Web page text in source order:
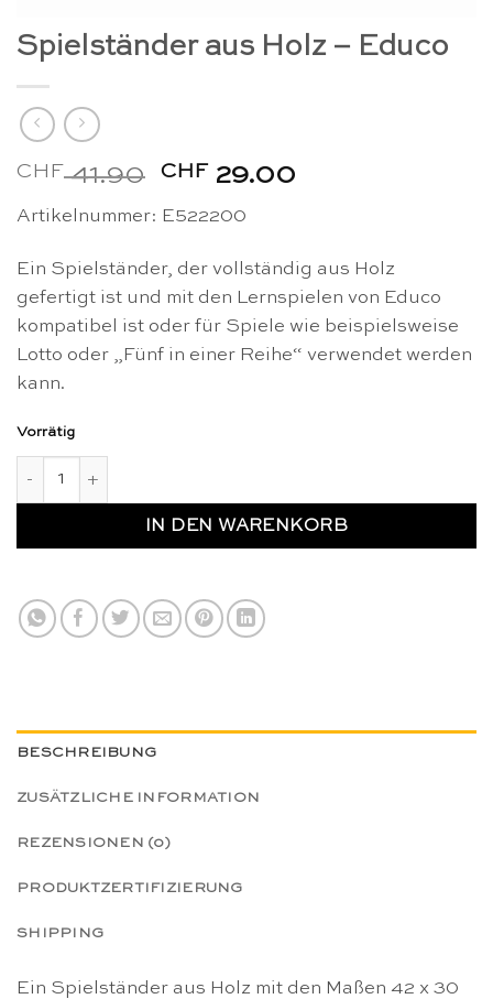
Spielständer aus Holz – Educo
CHF41.90 Ursprünglicher
war:
CHF 41.90
CHF 29.00Aktueller
CHF 29.00.
Artikelnummer: E522200
Ein Spielständer, der vollständig aus Holz
gefertigt ist und mit den Lernspielen von Educo
kompatibel ist oder für Spiele wie beispielsweise
Lotto oder „Fünf in einer Reihe“ verwendet werden
kann.
Vorrätig
IN DEN WARENKORB
BESCHREIBUNG
ZUSÄTZLICHE INFORMATION
REZENSIONEN (0)
PRODUKTZERTIFIZIERUNG
SHIPPING
Ein Spielständer aus Holz mit den Maßen 42 x 30